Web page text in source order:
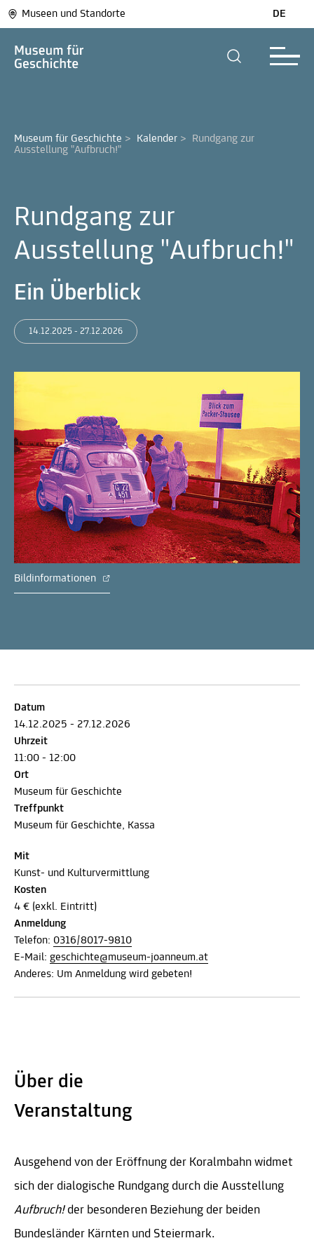
Museen und Standorte DE
Museum für Geschichte > Kalender >
Rundgang zur
Ausstellung "Aufbruch!"
Rundgang zur
Ausstellung "Aufbruch!"
Ein Überblick
14.12.2025 - 27.12.2026
Bildinformationen
Datum
14.12.2025 - 27.12.2026
Uhrzeit
11:00 - 12:00
Ort
Museum für Geschichte
Treffpunkt
Museum für Geschichte, Kassa
Mit
Kunst- und Kulturvermittlung
Kosten
4 € (exkl. Eintritt)
Anmeldung
Telefon: 0316/8017-9810
E-Mail: geschichte@museum-joanneum.at
Anderes: Um Anmeldung wird gebeten!
Über die
Veranstaltung
Ausgehend von der Eröffnung der Koralmbahn widmet
sich der dialogische Rundgang durch die Ausstellung
Aufbruch! der besonderen Beziehung der beiden
Bundesländer Kärnten und Steiermark.